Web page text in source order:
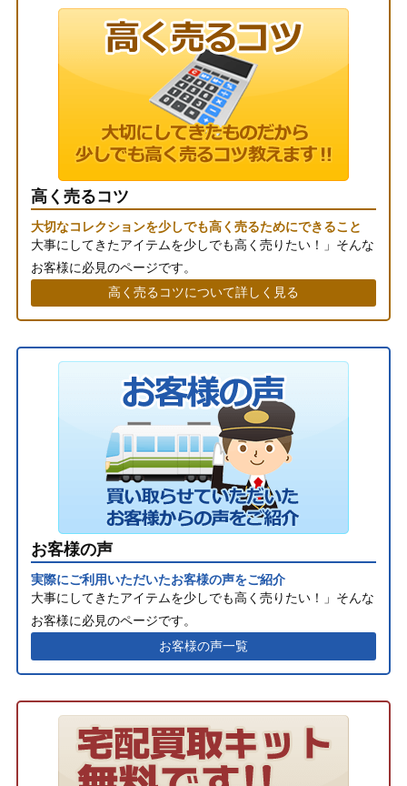
高く売るコツ
大切なコレクションを少しでも高く売るためにできること
大事にしてきたアイテムを少しでも高く売りたい！」そんな
お客様に必見のページです。
高く売るコツについて詳しく見る
お客様の声
実際にご利用いただいたお客様の声をご紹介
大事にしてきたアイテムを少しでも高く売りたい！」そんな
お客様に必見のページです。
お客様の声一覧